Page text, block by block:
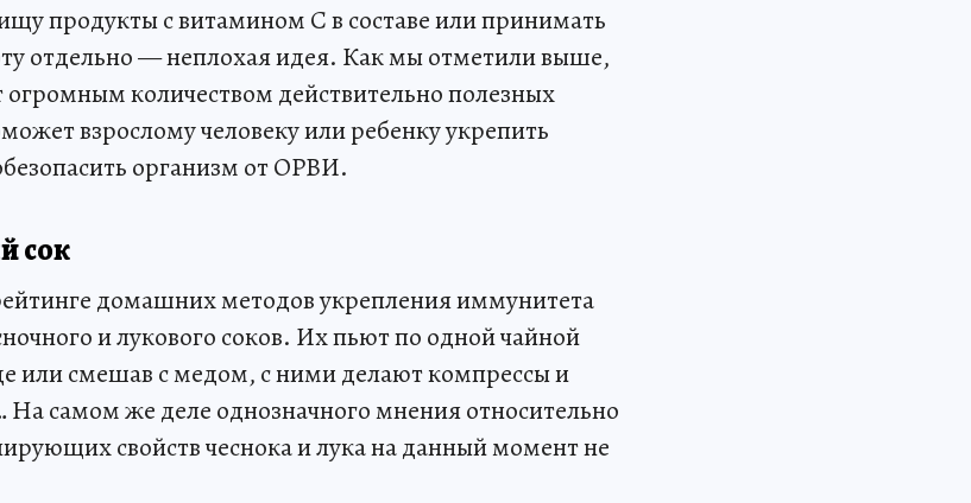
продукты с витамином C в составе или принимать
отдельно — неплохая идея. Как мы отметили выше,
количеством действительно полезных
взрослому человеку или ребенку укрепить
организм от ОРВИ.
сок
домашних методов укрепления иммунитета
и лукового соков. Их пьют по одной чайной
или смешав с медом, с ними делают компрессы и
самом же деле однозначного мнения относительно
свойств чеснока и лука на данный момент не